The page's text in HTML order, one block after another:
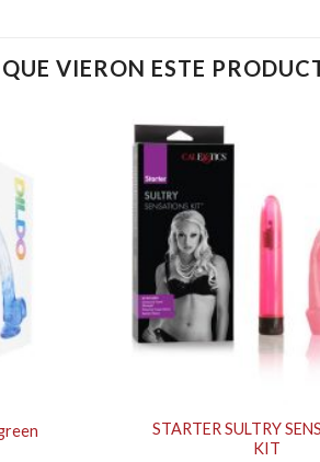
QUE VIERON ESTE
STARTER SULTRY
KIT